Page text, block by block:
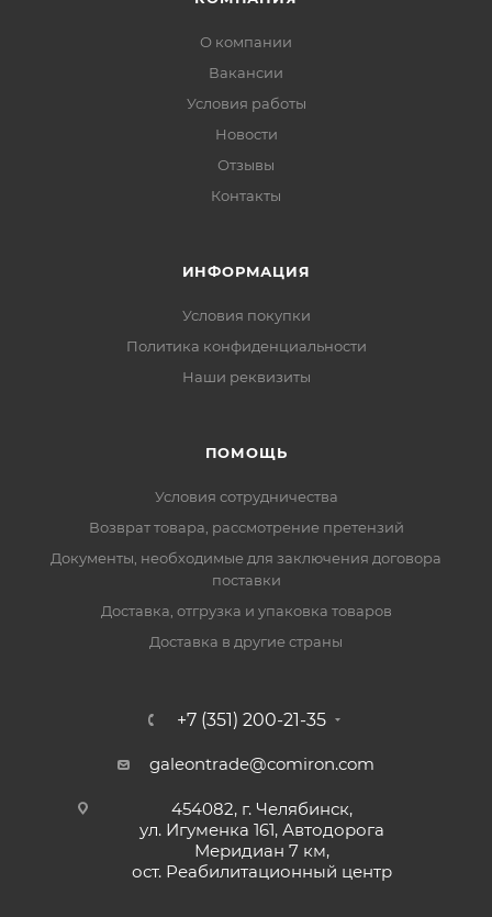
О компании
Вакансии
Условия работы
Новости
Отзывы
Контакты
ИНФОРМАЦИЯ
Условия покупки
Политика конфиденциальности
Наши реквизиты
ПОМОЩЬ
Условия сотрудничества
Возврат товара, рассмотрение претензий
Документы, необходимые для заключения договора
поставки
Доставка, отгрузка и упаковка товаров
Доставка в другие страны
+7 (351) 200-21-35
galeontrade@comiron.com
454082, г. Челябинск,
ул. Игуменка 161, Автодорога
Меридиан 7 км,
ост. Реабилитационный центр